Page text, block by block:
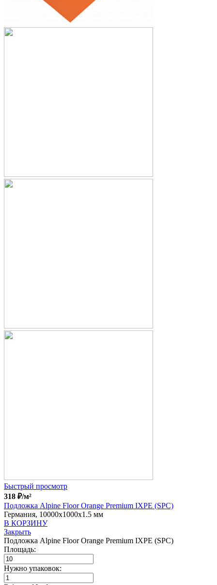
Быстрый просмотр
318 ₽/м²
Подложка Alpine Floor Orange Premium IXPE (SPC)
Германия, 10000x1000x1.5 мм
В КОРЗИНУ
Закрыть
Подложка Alpine Floor Orange Premium IXPE (SPC)
Площадь:
Нужно упаковок: